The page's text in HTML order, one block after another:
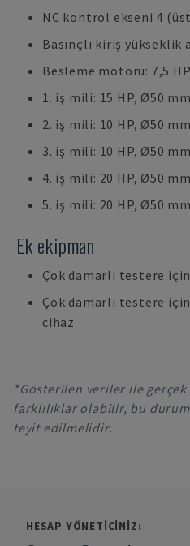
NC kontrol ekseni 4
Basınçlı kiriş yükseklik
Besleme motoru: 7,5
1. iş mili: 15 HP, Ø50
2. iş mili: 10 HP, Ø50
3. iş mili: 10 HP, Ø50
4. iş mili: 20 HP, Ø50
5. iş mili: 20 HP, Ø50
Ek ekipman
Çok damarlı testere
Çok damarlı testere
cihaz
*Gösterilen veriler ile gerçek
farklılıklar olabilir, bu
teyit edilmelidir.
HESAP YÖNETICINIZ: